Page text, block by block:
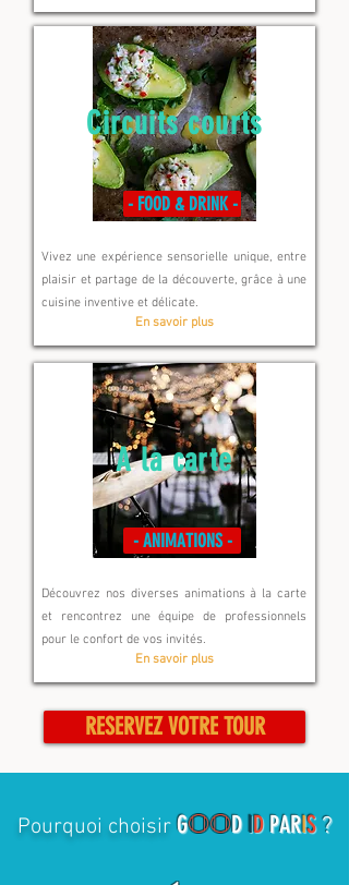
- FOOD & DRINK -
Circuits courts
Vivez une expérience sensorielle unique, entre
plaisir et partage de la découverte, grâce à une
cuisine inventive et délicate.
En savoir plus
- ANIMATIONS -
A la carte
Découvrez nos diverses animations à la carte
et rencontrez une équipe de professionnels
pour le confort de vos invités.
En savoir plus
RESERVEZ VOTRE TOUR
Pourquoi choisir GOOD ID PARIS ?